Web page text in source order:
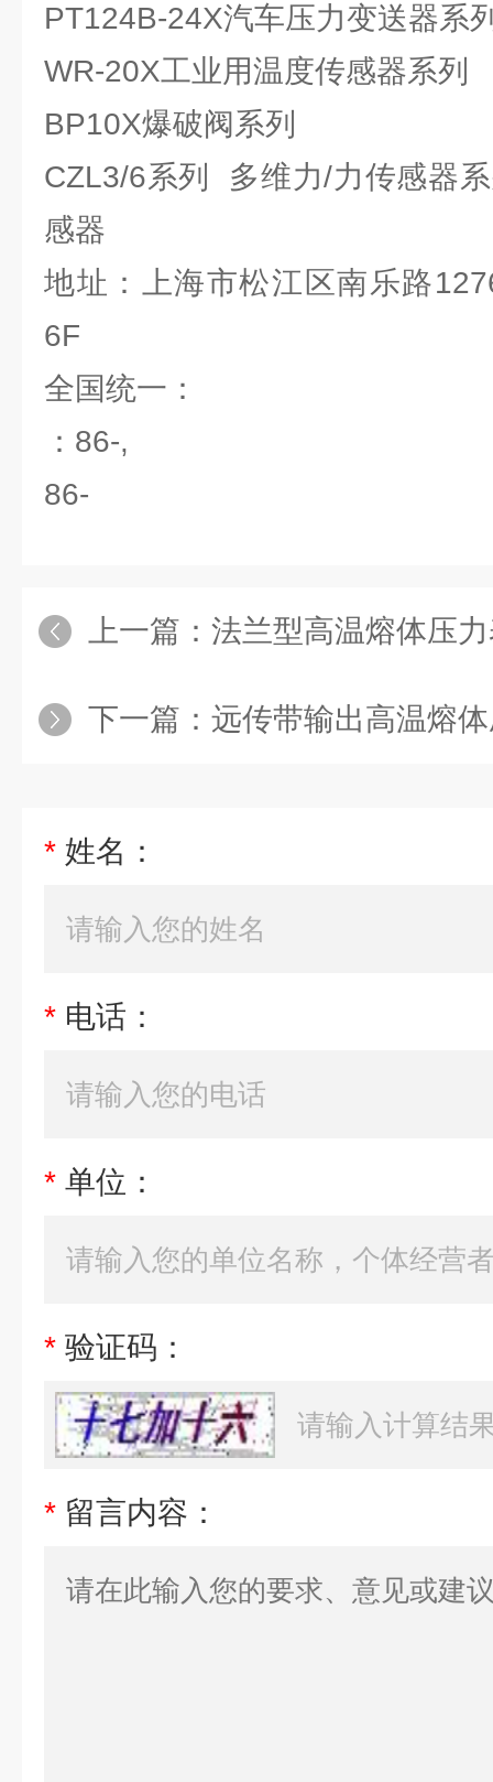
PT124B-24X汽车压力变送器系
WR-20X工业用温度传感器系列
BP10X爆破阀系列
CZL3/6系列 多维力/力传感器
感器
地址：上海市松江区南乐路
6F
全国统一
：86-,
86-
上一篇： 法兰型高温熔体压
下一篇： 远传带输出高温熔
* 姓名：
* 电话：
* 单位：
* 验证码：
* 留言内容：